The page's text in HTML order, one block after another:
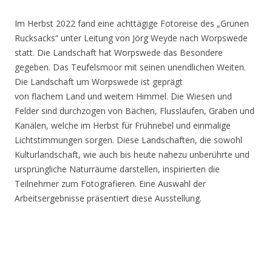
Im Herbst 2022 fand eine achttägige Fotoreise des „Grünen
Rucksacks“ unter Leitung von Jörg Weyde nach Worpswede
statt. Die Landschaft hat Worpswede das Besondere
gegeben. Das Teufelsmoor mit seinen unendlichen Weiten.
Die Landschaft um Worpswede ist geprägt
von flachem Land und weitem Himmel. Die Wiesen und
Felder sind durchzogen von Bächen, Flussläufen, Gräben und
Kanälen, welche im Herbst für Frühnebel und einmalige
Lichtstimmungen sorgen. Diese Landschaften, die sowohl
Kulturlandschaft, wie auch bis heute nahezu unberührte und
ursprüngliche Naturräume darstellen, inspirierten die
Teilnehmer zum Fotografieren. Eine Auswahl der
Arbeitsergebnisse präsentiert diese Ausstellung.